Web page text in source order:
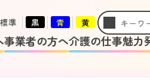
標準 黒 青 黄
事業者の方へ介護の仕事魅力